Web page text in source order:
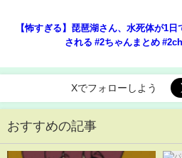
【怖すぎる】琵琶湖さん、水死体が1日
される #2ちゃんまとめ
Xでフォローしよう
おすすめの記事